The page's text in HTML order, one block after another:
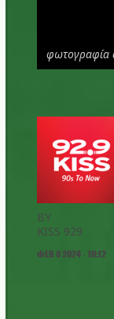
φωτογραφία
BY
KISS 929
ΦΕΒ 8 2024 - 10:12